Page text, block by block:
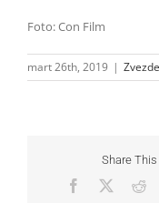
Foto: Con Film
mart 26th, 2019 | Zvezde
Share
Facebook